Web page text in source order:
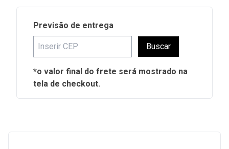
Previsão de entrega
Buscar
*o valor final do frete será mostrado na
tela de checkout.